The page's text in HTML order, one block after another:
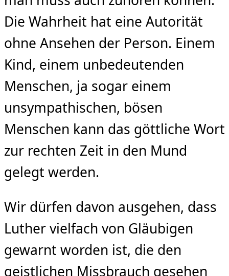
Die Wahrheit hat eine Autorität
ohne Ansehen der Person. Einem
Kind, einem unbedeutenden
Menschen, ja sogar einem
unsympathischen, bösen
Menschen kann das göttliche Wort
zur rechten Zeit in den Mund
gelegt werden.
Wir dürfen davon ausgehen, dass
Luther vielfach von Gläubigen
gewarnt worden ist, die den
geistlichen Missbrauch gesehen